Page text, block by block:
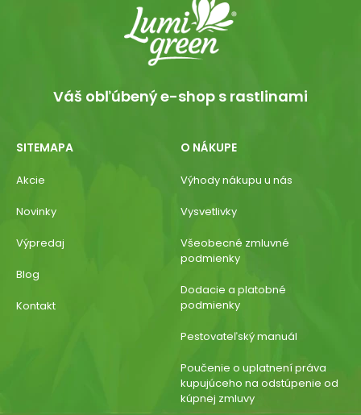
Váš obľúbený e-shop s rastlinami
SITEMAPA
Akcie
Novinky
Výpredaj
Blog
Kontakt
O NÁKUPE
Výhody nákupu u nás
Vysvetlivky
Všeobecné zmluvné
podmienky
Dodacie a platobné
podmienky
Pestovateľský manuál
Poučenie o uplatnení práva
kupujúceho na odstúpenie od
kúpnej zmluvy